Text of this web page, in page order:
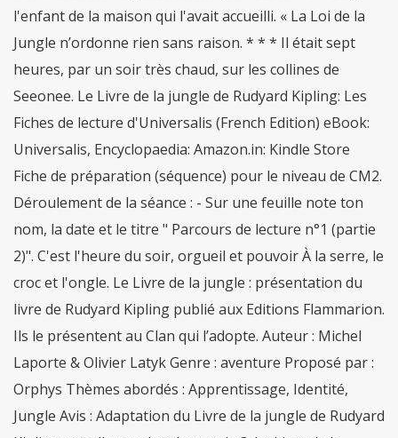
l'enfant de la maison qui l'avait accueilli. « La Loi de la
Jungle n’ordonne rien sans raison. * * * Il était sept
heures, par un soir très chaud, sur les collines de
Seeonee. Le Livre de la jungle de Rudyard Kipling: Les
Fiches de lecture d'Universalis (French Edition) eBook:
Universalis, Encyclopaedia: Amazon.in: Kindle Store
Fiche de préparation (séquence) pour le niveau de CM2.
Déroulement de la séance : - Sur une feuille note ton
nom, la date et le titre " Parcours de lecture n°1 (partie
2)". C'est l'heure du soir, orgueil et pouvoir À la serre, le
croc et l'ongle. Le Livre de la jungle : présentation du
livre de Rudyard Kipling publié aux Editions Flammarion.
Ils le présentent au Clan qui l’adopte. Auteur : Michel
Laporte & Olivier Latyk Genre : aventure Proposé par :
Orphys Thèmes abordés : Apprentissage, Identité,
Jungle Avis : Adaptation du Livre de la jungle de Rudyard